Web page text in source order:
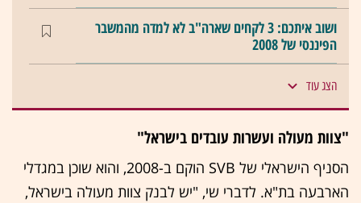
ושוב איתכם: 3 לקחים שארה"ב לא למדה מהמשבר
הפיננסי של 2008
הצג עוד
"צוות מעולה ועשרות עובדים בישראל"
הסניף הישראלי של SVB הוקם ב-2008, והוא שוכן במגדלי
הארבעה בת"א. לדברי שי, "יש לבנק צוות מעולה בישראל,